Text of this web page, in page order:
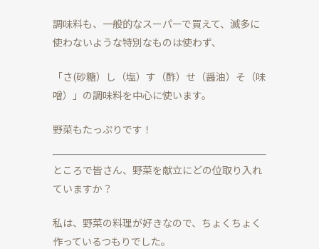
調味料も、一般的なスーパーで買えて、滅多に
使わないような特別なものは使わず、
「さ(砂糖）し（塩）す（酢）せ（醤油）そ（味
噌）」の調味料を中心に使います。
野菜もたっぷりです！
ところで皆さん、野菜を献立にどの位取り入れ
ていますか？
私は、野菜の料理が好きなので、ちょくちょく
作っているつもりでした。